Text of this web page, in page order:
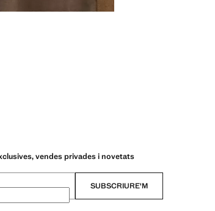
vendes privades i novetats
SUBSCRIURE'M